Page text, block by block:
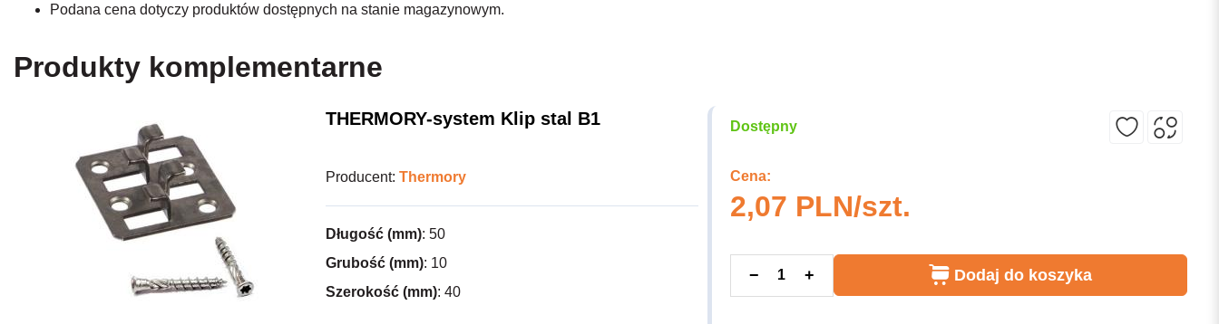
Podana cena dotyczy produktów dostępnych na stanie magazynowym.
Produkty komplementarne
THERMORY-system Klip stal B1
Producent: Thermory
Długość (mm): 50
Grubość (mm): 10
Szerokość (mm): 40
Dostępny
Cena:
2,07 PLN/szt.
− + Dodaj do koszyka